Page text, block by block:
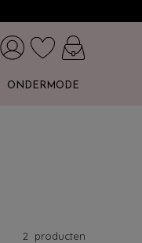
ONDERMODE
2 producten